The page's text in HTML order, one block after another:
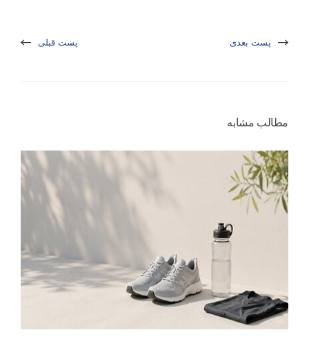
پست قبلی پست بعدی
مطالب مشابه